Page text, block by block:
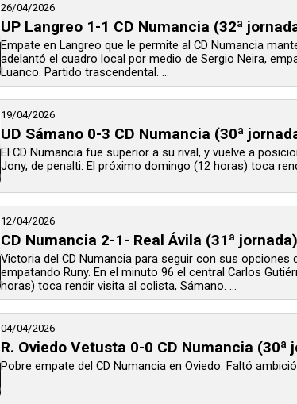
26/04/2026
UP Langreo 1-1 CD Numancia (32ª
Empate en Langreo que le permite al CD Numancia
adelantó el cuadro local por medio de Sergio Neira,
Luanco. Partido trascendental. ...
19/04/2026
UD Sámano 0-3 CD Numancia (30ª
El CD Numancia fue superior a su rival, y vuelve a
Jony, de penalti. El próximo domingo (12 horas) toca
12/04/2026
CD Numancia 2-1- Real Ávila (31ª jornada)
Victoria del CD Numancia para seguir con sus
empatando Runy. En el minuto 96 el central Carlos
horas) toca rendir visita al colista, Sámano. ...
04/04/2026
R. Oviedo Vetusta 0-0 CD Numancia (30ª
Pobre empate del CD Numancia en Oviedo. Faltó